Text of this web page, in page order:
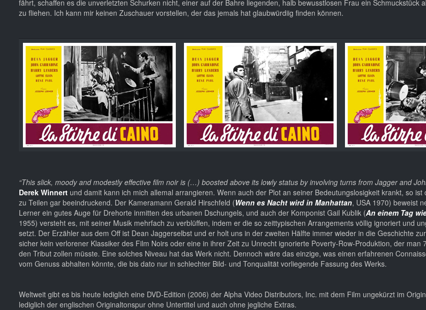
fährt, schaffen es die unverletzten Schurken nicht, einer auf der Bahre liegenden, halb bewusstlosen Frau ein Schmuckstück
zu fliehen. Ich kann mir keinen Zuschauer vorstellen, der das jemals hat glaubwürdiig finden können.
“This slick, moody and modestly effective film noir is (…) boosted above its lowly status by involving turns from Jagger and
Derek Winnert und damit kann ich mich allemal arrangieren. Wenn auch der Plot an seiner Bedeutungslosigkeit krankt, so ist
zu Teilen gar beeindruckend. Der Kameramann Gerald Hirschfeld (Wenn es Nacht wird in Manhattan, USA 1970) beweist
Lerner ein gutes Auge für Drehorte inmitten des urbanen Dschungels, und auch der Komponist Gail Kublik (An einem Tag
1955) versteht es, mit seiner Musik mehrfach zu verblüffen, indem er die so zeittypischen Arrangements völlig ignoriert und
setzt. Der Erzähler aus dem Off ist Dean Jaggerselbst und er holt uns in der zweiten Hälfte immer wieder in die Geschichte
sicher kein verlorener Klassiker des Film Noirs oder eine in ihrer Zeit zu Unrecht ignorierte Poverty-Row-Produktion, der man
den Tribut zollen müsste. Eine solches Niveau hat das Werk nicht. Dennoch wäre das einzige, was einen erfahrenen
vom Genuss abhalten könnte, die bis dato nur in schlechter Bild- und Tonqualität vorliegende Fassung des Werks.
Weltweit gibt es bis heute lediglich eine DVD-Edition (2006) der Alpha Video Distributors, Inc. mit dem Film ungekürzt im
lediglich der englischen Originaltonspur ohne Untertitel und auch ohne jegliche Extras.